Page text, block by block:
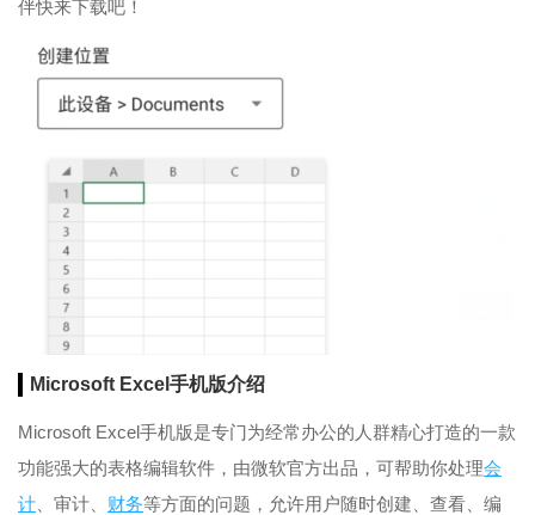
伴快来下载吧！
Microsoft Excel手机版介绍
Microsoft Excel手机版是专门为经常办公的人群精心打造的一款
功能强大的表格编辑软件，由微软官方出品，可帮助你处理会
计 、审计、 财务等方面的问题，允许用户随时创建、查看、编